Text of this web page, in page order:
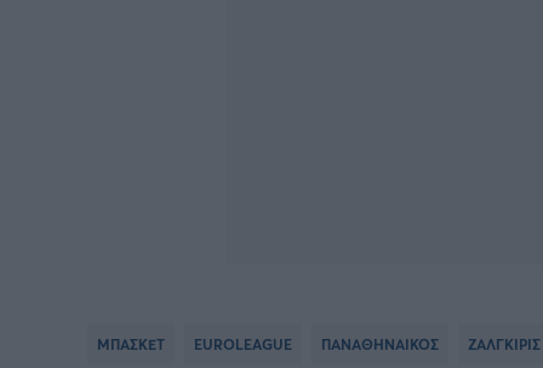
ΜΠΑΣΚΕΤ EUROLEAGUE ΠΑΝΑΘΗΝΑΙΚΟΣ